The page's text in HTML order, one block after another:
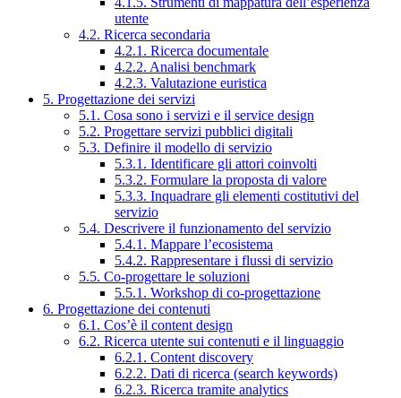
utente
4.2. Ricerca secondaria
4.2.1. Ricerca documentale
4.2.2. Analisi benchmark
4.2.3. Valutazione euristica
5. Progettazione dei servizi
5.1. Cosa sono i servizi e il service design
5.2. Progettare servizi pubblici digitali
5.3. Definire il modello di servizio
5.3.1. Identificare gli attori coinvolti
5.3.2. Formulare la proposta di valore
5.3.3. Inquadrare gli elementi costitutivi del
servizio
5.4. Descrivere il funzionamento del servizio
5.4.1. Mappare l’ecosistema
5.4.2. Rappresentare i flussi di servizio
5.5. Co-progettare le soluzioni
5.5.1. Workshop di co-progettazione
6. Progettazione dei contenuti
6.1. Cos’è il content design
6.2. Ricerca utente sui contenuti e il linguaggio
6.2.1. Content discovery
6.2.2. Dati di ricerca (search keywords)
6.2.3. Ricerca tramite analytics